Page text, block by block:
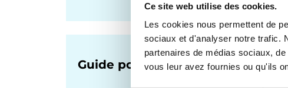
Ce site web utilise des cookies.
Les cookies nous permettent de
sociaux et d'analyser notre trafic.
partenaires de médias sociaux,
vous leur avez fournies ou qu'ils
Guide pour bien démarrer